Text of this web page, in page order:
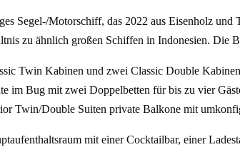
Segel-/Motorschiff, das 2022 aus Eisenholz
zu ähnlich großen Schiffen in Indonesien. Die
Twin Kabinen und zwei Classic Double
im Bug mit zwei Doppelbetten für bis zu vier
Twin/Double Suiten private Balkone mit
mit einer Cocktailbar, einer